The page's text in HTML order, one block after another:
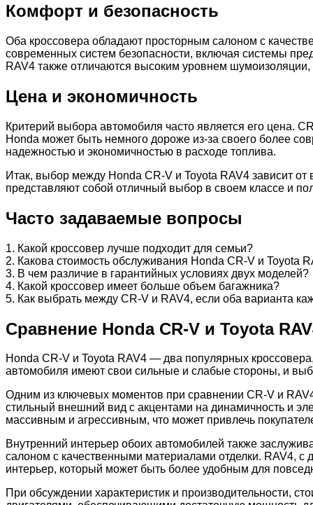
Комфорт и безопасность
Оба кроссовера обладают просторным салоном с
современных систем безопасности, включая системы
RAV4 также отличаются высоким уровнем
Цена и экономичность
Критерий выбора автомобиля часто является его цена.
Honda может быть немного дороже из-за своего более
надежностью и экономичностью в расходе топлива.
Итак, выбор между Honda CR-V и Toyota RAV4 зависит
представляют собой отличный выбор в своем классе и
Часто задаваемые вопросы
1. Какой кроссовер лучше подходит для семьи?
2. Какова стоимость обслуживания Honda CR-V и Toyota
3. В чем различие в гарантийных условиях двух моделей?
4. Какой кроссовер имеет больше объем багажника?
5. Как выбрать между CR-V и RAV4, если оба варианта
Сравнение Honda CR-V и Toyota
Honda CR-V и Toyota RAV4 — два популярных
автомобиля имеют свои сильные и слабые стороны, и
Одним из ключевых моментов при сравнении CR-V и
стильный внешний вид с акцентами на динамичность и
массивным и агрессивным, что может привлечь
Внутренний интерьер обоих автомобилей также
салоном с качественными материалами отделки. RAV4,
интерьер, который может быть более удобным для
При обсуждении характеристик и производительности,